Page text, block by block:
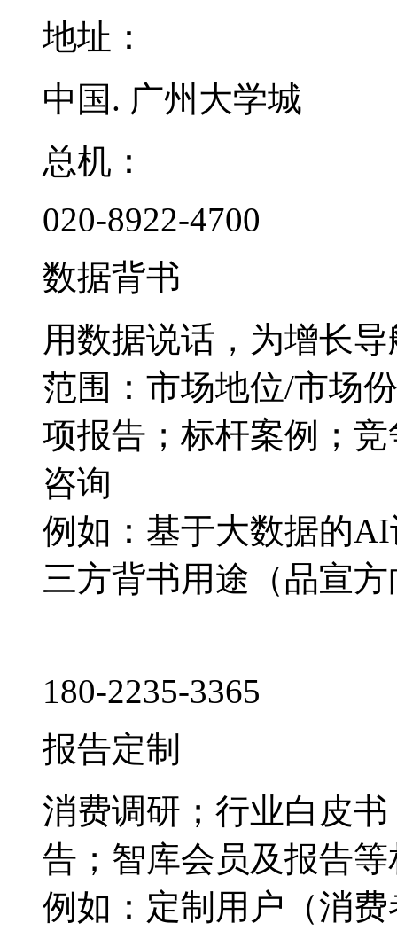
地址：
中国. 广州大学城
总机：
020-8922-4700
数据背书
用数据说话，为增长导
范围：市场地位/市场
项报告；标杆案例；
咨询
例如：基于大数据的
三方背书用途（品宣
180-2235-3365
报告定制
消费调研；行业白皮
告；智库会员及报告
例如：定制用户（消